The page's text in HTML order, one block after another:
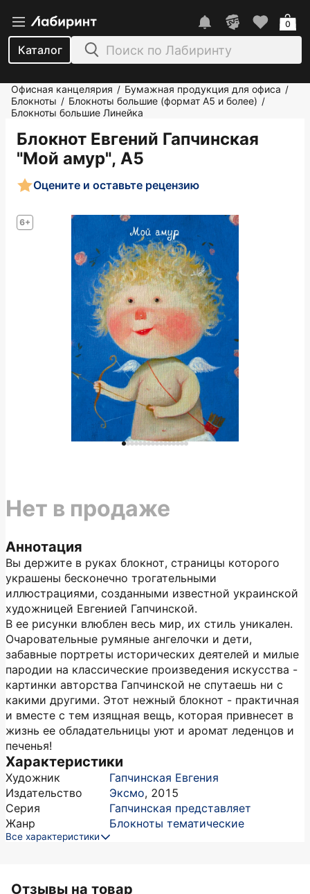
Каталог
0
Офисная канцелярия / Бумажная продукция для офиса /
Блокноты / Блокноты большие (формат А5 и более) /
Блокноты большие Линейка
Блокнот Евгений Гапчинская
"Мой амур", А5
6+
Оцените и оставьте рецензию
Аннотация
Вы держите в руках блокнот, страницы которого
украшены бесконечно трогательными
иллюстрациями, созданными известной украинской
художницей Евгенией Гапчинской.
В ее рисунки влюблен весь мир, их стиль уникален.
Очаровательные румяные ангелочки и дети,
забавные портреты исторических деятелей и милые
пародии на классические произведения искусства -
картинки авторства Гапчинской не спутаешь ни с
какими другими. Этот нежный блокнот - практичная
и вместе с тем изящная вещь, которая привнесет в
жизнь ее обладательницы уют и аромат леденцов и
печенья!
Характеристики
Художник
Гапчинская Евгения
Издательство
Эксмо, 2015
Серия
Гапчинская представляет
Жанр
Блокноты тематические
Все характеристики
Нет в продаже
Отзывы на товар